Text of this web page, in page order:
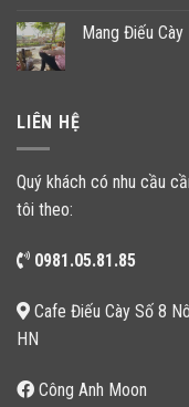
Mang Điếu
LIÊN HỆ
Quý khách có nhu cầu
tôi theo:
0981.05.81.85
Cafe Điếu Cày Số 8
HN
Công Anh Moon